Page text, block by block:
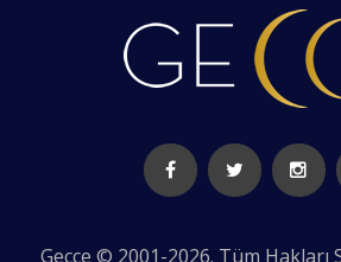
Gecce © 2001-2026. Tüm Hakları